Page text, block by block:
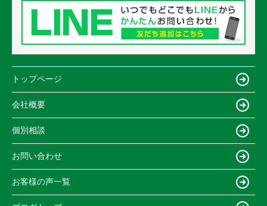
トップページ
会社概要
個別相談
お問い合わせ
お客様の声一覧